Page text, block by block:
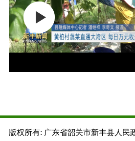
版权所有: 广东省韶关市新丰县人民